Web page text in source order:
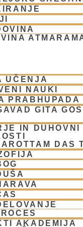
UČENJA
NAUKI
PRABHUPADA
GITA
IN
DAS
AKADEMIJA
Ved o karmi,